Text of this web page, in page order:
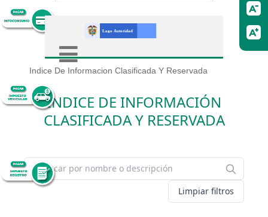
Indice De Informacion Clasificada Y Reservada
ÍNDICE DE INFORMACIÓN
CLASIFICADA Y RESERVADA
Limpiar filtros